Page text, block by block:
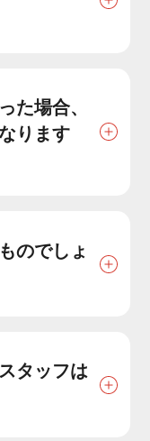
た場合、
ります
のでしょ
タッフは